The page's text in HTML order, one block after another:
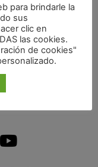
DI MILANO
1ºB
para brindarle la
sus
clic en
las cookies.
de cookies"